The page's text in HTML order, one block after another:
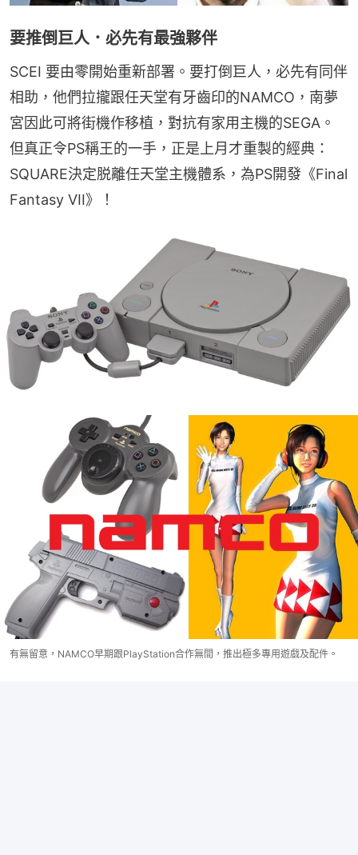
要推倒巨人．必先有最強夥伴
SCEI 要由零開始重新部署。要打倒巨人，必先有同伴
相助，他們拉攏跟任天堂有牙齒印的NAMCO，南夢
宮因此可將街機作移植，對抗有家用主機的SEGA。
但真正令PS稱王的一手，正是上月才重製的經典：
SQUARE決定脱離任天堂主機體系，為PS開發《Final
Fantasy VII》！
有無留意，NAMCO早期跟PlayStation合作無間，推出極多專用遊戲及配件。